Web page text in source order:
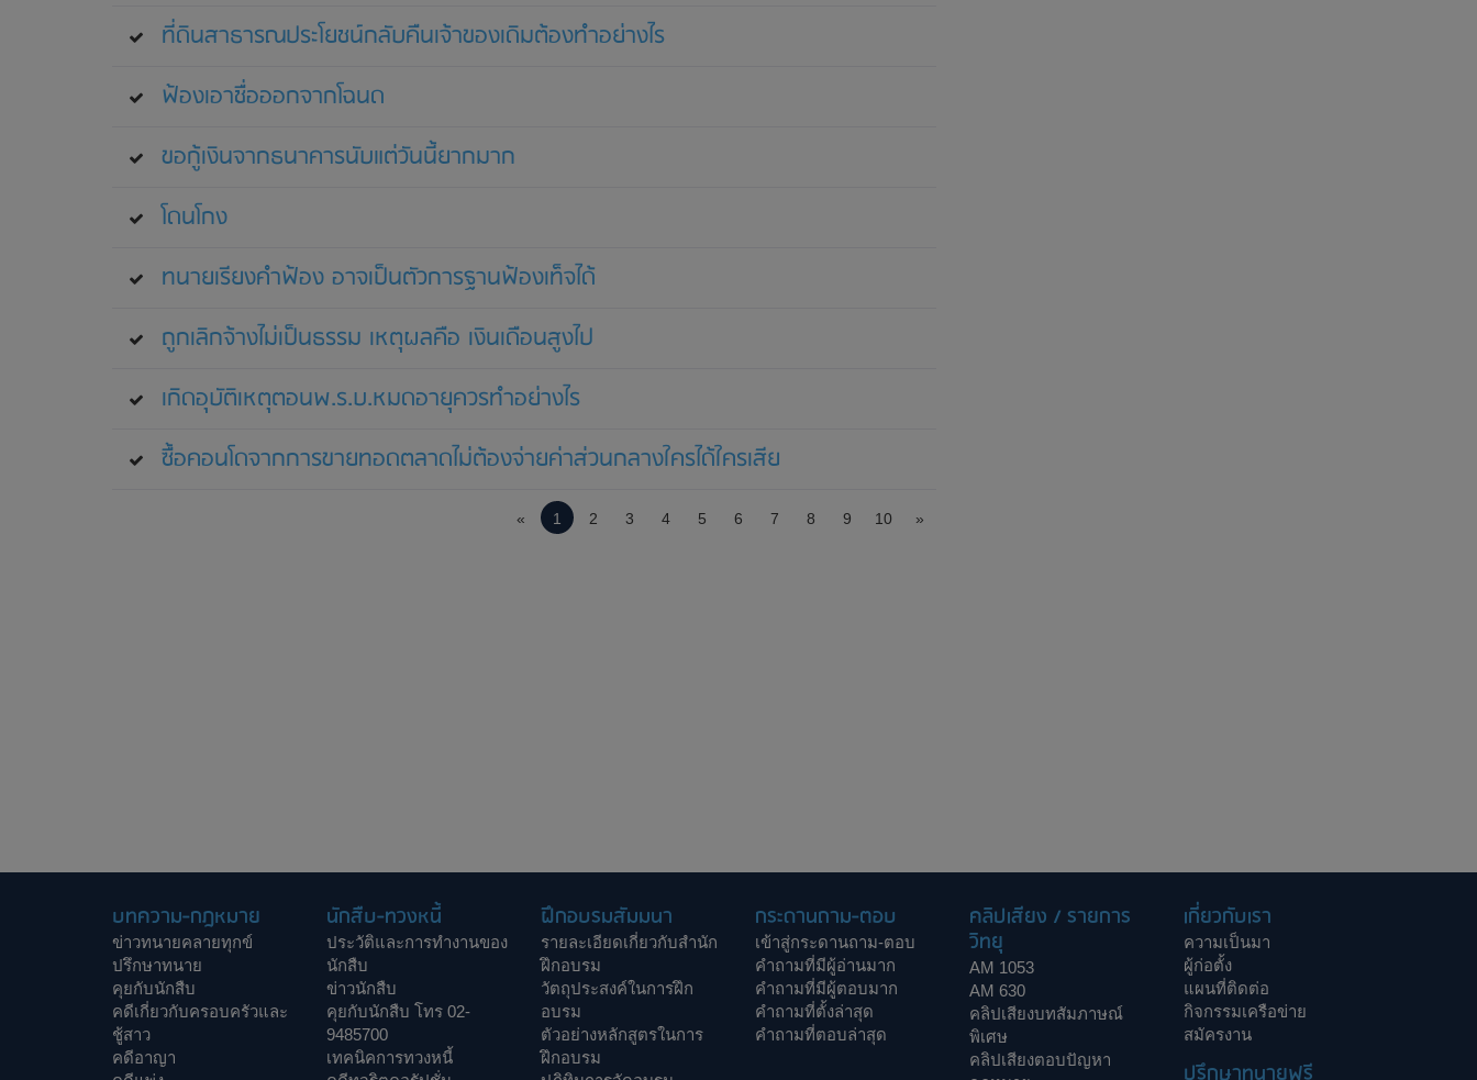
ที่ดินสาธารณประโยชน์กลับคืนเจ้าของเดิมต้องทำอย่างไร
ฟ้องเอาชื่อออกจากโฉนด
ขอกู้เงินจากธนาคารนับแต่วันนี้ยากมาก
โดนโกง
ทนายเรียงคำฟ้อง อาจเป็นตัวการฐานฟ้องเท็จได้
ถูกเลิกจ้างไม่เป็นธรรม เหตุผลคือ เงินเดือนสูงไป
เกิดอุบัติเหตุตอนพ.ร.บ.หมดอายุควรทำอย่างไร
ซื้อคอนโดจากการขายทอดตลาดไม่ต้องจ่ายค่าส่วนกลางใครได้ใครเสีย
« 1 2 3 4 5 6 7 8 9 10 »
บทความ-กฎหมาย
ข่าวทนายคลายทุกข์
ปรึกษาทนาย
คุยกับนักสืบ
คดีเกี่ยวกับครอบครัวและ
ชู้สาว
คดีอาญา
นักสืบ-ทวงหนี้
ประวัติและการทำงานของ
นักสืบ
ข่าวนักสืบ
คุยกับนักสืบ โทร 02-
9485700
เทคนิคการทวงหนี้
ฝึกอบรมสัมมนา
รายละเอียดเกี่ยวกับสำนัก
ฝึกอบรม
วัตถุประสงค์ในการฝึก
อบรม
ตัวอย่างหลักสูตรในการ
ฝึกอบรม
กระดานถาม-ตอบ
เข้าสู่กระดานถาม-ตอบ
คำถามที่มีผู้อ่านมาก
คำถามที่มีผู้ตอบมาก
คำถามที่ตั้งล่าสุด
คำถามที่ตอบล่าสุด
คลิปเสียง / รายการ
วิทยุ
AM 1053
AM 630
คลิปเสียงบทสัมภาษณ์
พิเศษ
คลิปเสียงตอบปัญหา
เกี่ยวกับเรา
ความเป็นมา
ผู้ก่อตั้ง
แผนที่ติดต่อ
กิจกรรมเครือข่าย
สมัครงาน